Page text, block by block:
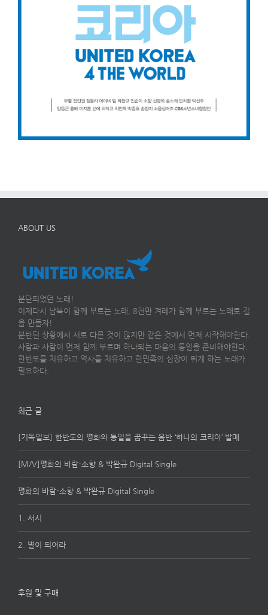
ABOUT US
분단되었던 노래!
이제다시 남북이 함께 부르는 노래, 8천만 겨레가 함께 부르는 노래로 길
을 만들자!
분반된 상황에서 서로 다른 것이 많지만 같은 것에서 먼저 시작해야한다.
사람과 사람이 먼저 함께 부르며 하나되는 마음의 통일을 준비해야한다.
한반도를 치유하고 역사를 치유하고 한민족의 심장이 뛰게 하는 노래가
필요하다.
최근 글
[기독일보] 한반도의 평화와 통일을 꿈꾸는 음반 ‘하나의 코리아’ 발매
[M/V]평화의 바람-소향 & 박완규 Digital Single
평화의 바람-소향 & 박완규 Digital Single
1. 서시
2. 별이 되어라
후원 및 구매